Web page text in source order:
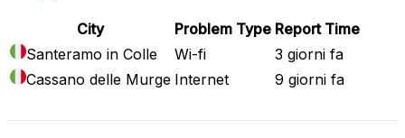
City Problem Type Report Time
Santeramo in Colle
Wi-fi
3 giorni fa
Cassano delle Murge Internet 9 giorni fa